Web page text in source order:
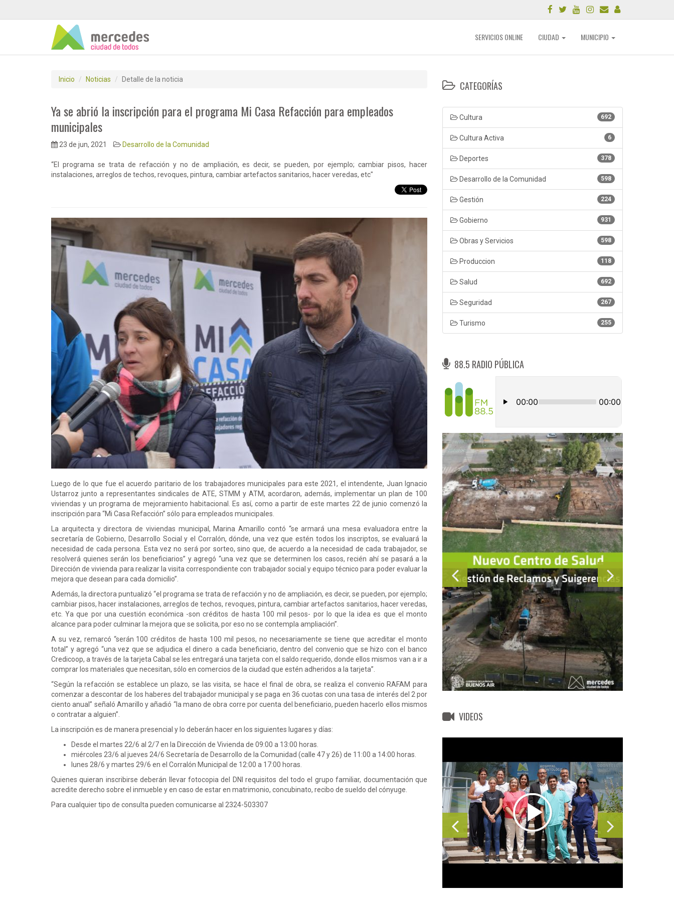
SERVICIOS ONLINE CIUDAD MUNICIPIO
Inicio Noticias Detalle de la noticia
Ya se abrió la inscripción para el programa Mi Casa Refacción para empleados
municipales
23 de jun, 2021 Desarrollo de la Comunidad
“El programa se trata de refacción y no de ampliación, es decir, se pueden, por ejemplo; cambiar pisos, hacer
instalaciones, arreglos de techos, revoques, pintura, cambiar artefactos sanitarios, hacer veredas, etc"
Luego de lo que fue el acuerdo paritario de los trabajadores municipales para este 2021, el intendente, Juan Ignacio
Ustarroz junto a representantes sindicales de ATE, STMM y ATM, acordaron, además, implementar un plan de 100
viviendas y un programa de mejoramiento habitacional. Es así, como a partir de este martes 22 de junio comenzó la
inscripción para “Mi Casa Refacción” sólo para empleados municipales.
La arquitecta y directora de viviendas municipal, Marina Amarillo contó “se armará una mesa evaluadora entre la
secretaría de Gobierno, Desarrollo Social y el Corralón, dónde, una vez que estén todos los inscriptos, se evaluará la
necesidad de cada persona. Esta vez no será por sorteo, sino que, de acuerdo a la necesidad de cada trabajador, se
resolverá quienes serán los beneficiarios” y agregó “una vez que se determinen los casos, recién ahí se pasará a la
Dirección de vivienda para realizar la visita correspondiente con trabajador social y equipo técnico para poder evaluar la
mejora que desean para cada domicilio”.
Además, la directora puntualizó “el programa se trata de refacción y no de ampliación, es decir, se pueden, por ejemplo;
cambiar pisos, hacer instalaciones, arreglos de techos, revoques, pintura, cambiar artefactos sanitarios, hacer veredas,
etc. Ya que por una cuestión económica -son créditos de hasta 100 mil pesos- por lo que la idea es que el monto
alcance para poder culminar la mejora que se solicita, por eso no se contempla ampliación”.
A su vez, remarcó “serán 100 créditos de hasta 100 mil pesos, no necesariamente se tiene que acreditar el monto
total” y agregó “una vez que se adjudica el dinero a cada beneficiario, dentro del convenio que se hizo con el banco
Credicoop, a través de la tarjeta Cabal se les entregará una tarjeta con el saldo requerido, donde ellos mismos van a ir a
comprar los materiales que necesitan, sólo en comercios de la ciudad que estén adheridos a la tarjeta”.
“Según la refacción se establece un plazo, se las visita, se hace el final de obra, se realiza el convenio RAFAM para
comenzar a descontar de los haberes del trabajador municipal y se paga en 36 cuotas con una tasa de interés del 2 por
ciento anual” señaló Amarillo y añadió “la mano de obra corre por cuenta del beneficiario, pueden hacerlo ellos mismos
o contratar a alguien”.
La inscripción es de manera presencial y lo deberán hacer en los siguientes lugares y días:
Desde el martes 22/6 al 2/7 en la Dirección de Vivienda de 09:00 a 13:00 horas.
miércoles 23/6 al jueves 24/6 Secretaría de Desarrollo de la Comunidad (calle 47 y 26) de 11:00 a 14:00 horas.
lunes 28/6 y martes 29/6 en el Corralón Municipal de 12:00 a 17:00 horas.
Quienes quieran inscribirse deberán llevar fotocopia del DNI requisitos del todo el grupo familiar, documentación que
acredite derecho sobre el inmueble y en caso de estar en matrimonio, concubinato, recibo de sueldo del cónyuge.
Para cualquier tipo de consulta pueden comunicarse al 2324-503307
CATEGORÍAS
692
Cultura
6
Cultura Activa
378
Deportes
598
Desarrollo de la Comunidad
224
Gestión
931
Gobierno
598
Obras y Servicios
118
Produccion
692
Salud
267
Seguridad
255
Turismo
88.5 RADIO PÚBLICA
VIDEOS